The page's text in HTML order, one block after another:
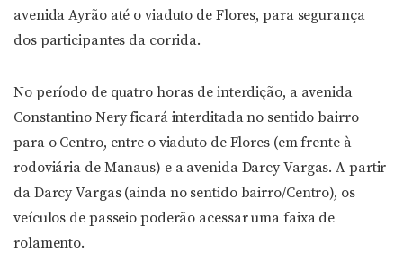
avenida Ayrão até o viaduto de Flores, para segurança
dos participantes da corrida.
No período de quatro horas de interdição, a avenida
Constantino Nery ficará interditada no sentido bairro
para o Centro, entre o viaduto de Flores (em frente à
rodoviária de Manaus) e a avenida Darcy Vargas. A partir
da Darcy Vargas (ainda no sentido bairro/Centro), os
veículos de passeio poderão acessar uma faixa de
rolamento.